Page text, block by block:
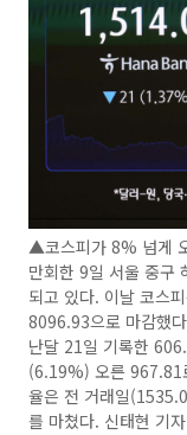
▲코스피가 8% 넘게
만회한 9일 서울 중구
되고 있다. 이날 코스
8096.93으로 마감했
난달 21일 기록한
(6.19%) 오른 967.81
율은 전 거래일
를 마쳤다. 신태현 기